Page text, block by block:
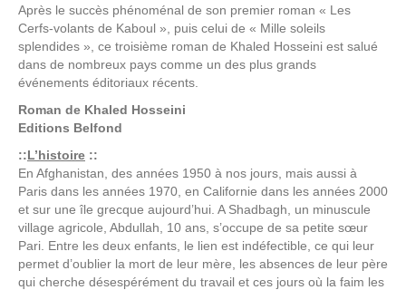
Après le succès phénoménal de son premier roman « Les
Cerfs-volants de Kaboul », puis celui de « Mille soleils
splendides », ce troisième roman de Khaled Hosseini est salué
dans de nombreux pays comme un des plus grands
événements éditoriaux récents.
Roman de Khaled Hosseini
Editions Belfond
::L’histoire ::
En Afghanistan, des années 1950 à nos jours, mais aussi à
Paris dans les années 1970, en Californie dans les années 2000
et sur une île grecque aujourd’hui. A Shadbagh, un minuscule
village agricole, Abdullah, 10 ans, s’occupe de sa petite sœur
Pari. Entre les deux enfants, le lien est indéfectible, ce qui leur
permet d’oublier la mort de leur mère, les absences de leur père
qui cherche désespérément du travail et ces jours où la faim les